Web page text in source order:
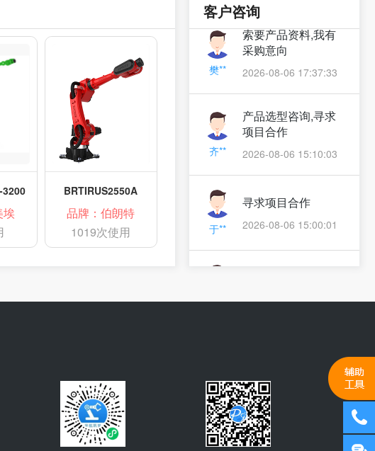
3200
埃
BRTIRUS2550A
品牌：伯朗特
1019次使用
客户咨询
樊**
索要产品资料,我有
采购意向
2026-08-06 17:37:33
齐**
产品选型咨询,寻求
项目合作
2026-08-06 15:10:03
于**
寻求项目合作
2026-08-06 15:00:01
蔡**
2026-08-06 12:58:42
索要产品资料